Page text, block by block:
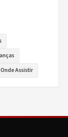
Onde Assistir